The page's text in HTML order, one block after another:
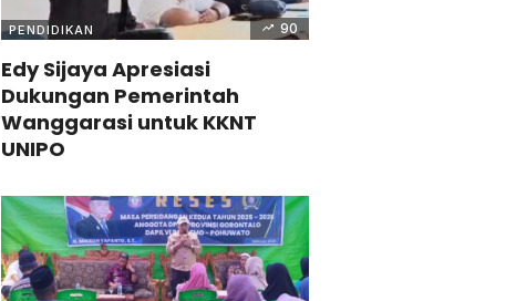
PENDIDIKAN 90
Edy Sijaya Apresiasi
Dukungan Pemerintah
Wanggarasi untuk KKNT
UNIPO